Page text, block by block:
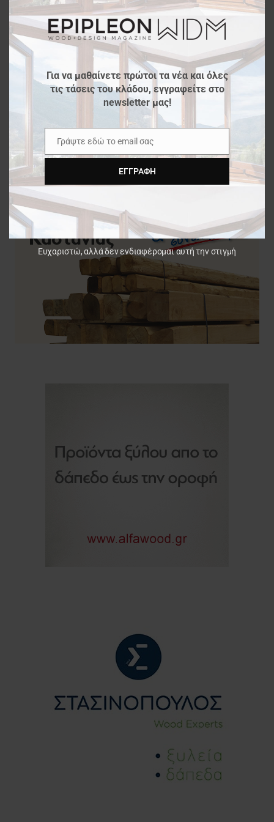
Κουζίνες χωρίς μονάδες τοίχου
Για να μαθαίνετε πρώτοι τα νέα και όλες
τις τάσεις του κλάδου, εγγραφείτε στο
newsletter μας!
Email
Γράψτε εδώ το email σας
ΕΓΓΡΑΦΉ
Ευχαριστώ, αλλά δεν ενδιαφέρομαι αυτή την στιγμή